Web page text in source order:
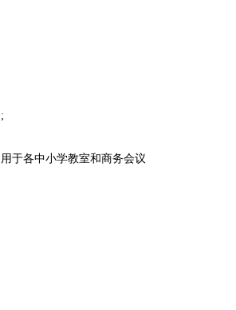
于各中小学教室和商务会议